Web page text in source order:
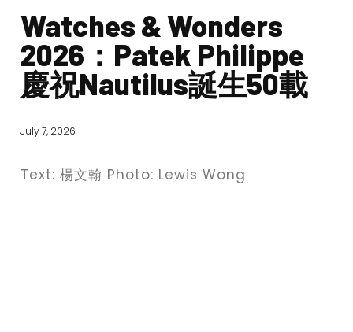
Watches & Wonders
2026：Patek Philippe
慶祝Nautilus誕生50載
July 7, 2026
Text: 楊文翰 Photo: Lewis Wong